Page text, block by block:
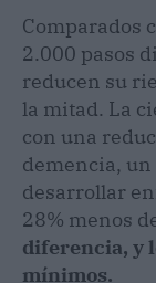
Comparados
2.000 pasos
reducen su
la mitad. La
con una
demencia,
desarrollar
28% menos
diferencia, y
mínimos.